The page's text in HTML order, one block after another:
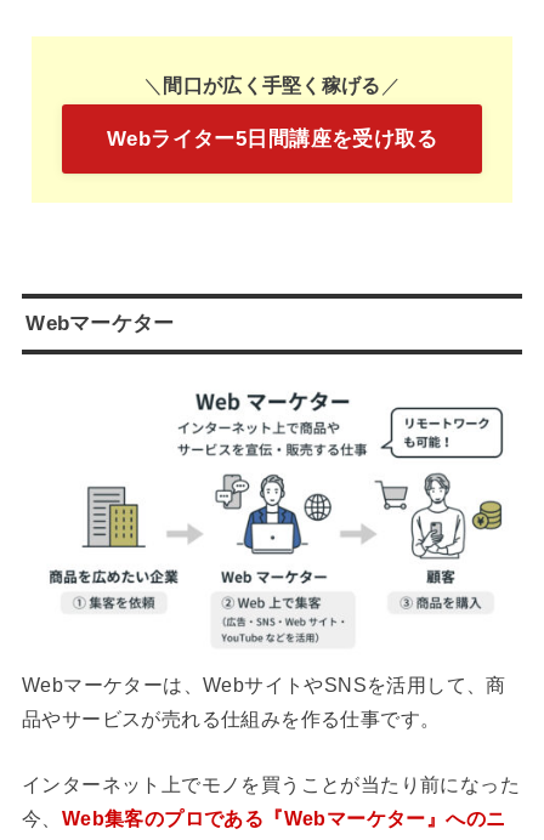
＼ 間口が広く手堅く稼げる ／
Webライター5日間講座を受け取る
Webマーケター
Webマーケターは、WebサイトやSNSを活用して、商
品やサービスが売れる仕組みを作る仕事です。
インターネット上でモノを買うことが当たり前になった
今、 Web集客のプロである『Webマーケター』へのニ